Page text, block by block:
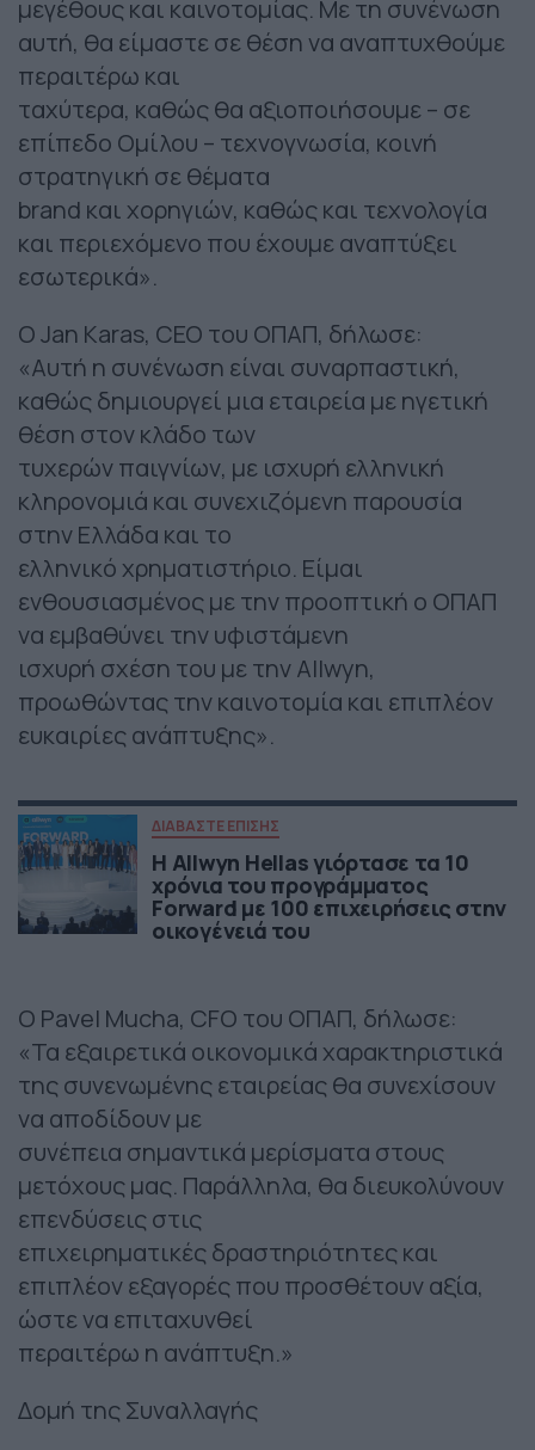
μεγέθους και καινοτομίας. Με τη συνένωση
αυτή, θα είμαστε σε θέση να αναπτυχθούμε
περαιτέρω και
ταχύτερα, καθώς θα αξιοποιήσουμε – σε
επίπεδο Ομίλου – τεχνογνωσία, κοινή
στρατηγική σε θέματα
brand και χορηγιών, καθώς και τεχνολογία
και περιεχόμενο που έχουμε αναπτύξει
εσωτερικά».
Ο Jan Karas, CEO του ΟΠΑΠ, δήλωσε:
«Αυτή η συνένωση είναι συναρπαστική,
καθώς δημιουργεί μια εταιρεία με ηγετική
θέση στον κλάδο των
τυχερών παιγνίων, με ισχυρή ελληνική
κληρονομιά και συνεχιζόμενη παρουσία
στην Ελλάδα και το
ελληνικό χρηματιστήριο. Είμαι
ενθουσιασμένος με την προοπτική ο ΟΠΑΠ
να εμβαθύνει την υφιστάμενη
ισχυρή σχέση του με την Allwyn,
προωθώντας την καινοτομία και επιπλέον
ευκαιρίες ανάπτυξης».
ΔΙΑΒΑΣΤΕ ΕΠΙΣΗΣ
Η Allwyn Hellas γιόρτασε τα 10
χρόνια του προγράμματος
Forward με 100 επιχειρήσεις στην
οικογένειά του
Ο Pavel Mucha, CFO του ΟΠΑΠ, δήλωσε:
«Τα εξαιρετικά οικονομικά χαρακτηριστικά
της συνενωμένης εταιρείας θα συνεχίσουν
να αποδίδουν με
συνέπεια σημαντικά μερίσματα στους
μετόχους μας. Παράλληλα, θα διευκολύνουν
επενδύσεις στις
επιχειρηματικές δραστηριότητες και
επιπλέον εξαγορές που προσθέτουν αξία,
ώστε να επιταχυνθεί
περαιτέρω η ανάπτυξη.»
Δομή της Συναλλαγής